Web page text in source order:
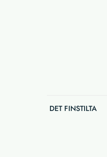
DET FINSTILTA